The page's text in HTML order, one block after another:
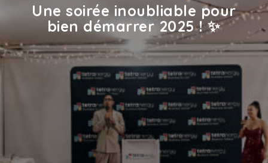
Une soirée inoubliable pour
bien démarrer 2025 ! ✨